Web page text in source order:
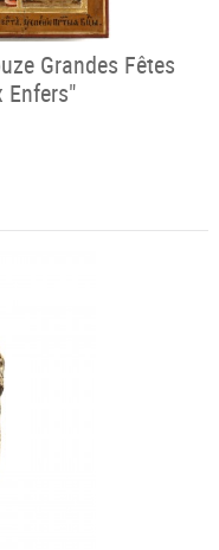
Grandes Fêtes
Enfers"